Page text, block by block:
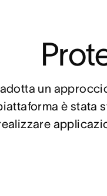
un
è stata